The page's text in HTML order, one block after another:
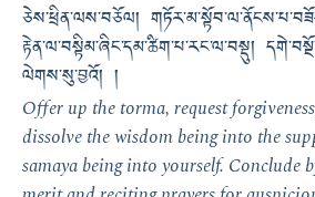
ཅེས་ཕྲིན་ལས་བཅོལ།
རྟེན་ལ་བསྟིམ་ཞིང་དམ་ཚིག་པ་རང་ལ་བསྡུ།
ལེགས་སུ་བྱའོ། །
Offer up the torma, request
dissolve the wisdom being into the
samaya being into yourself. Conclude